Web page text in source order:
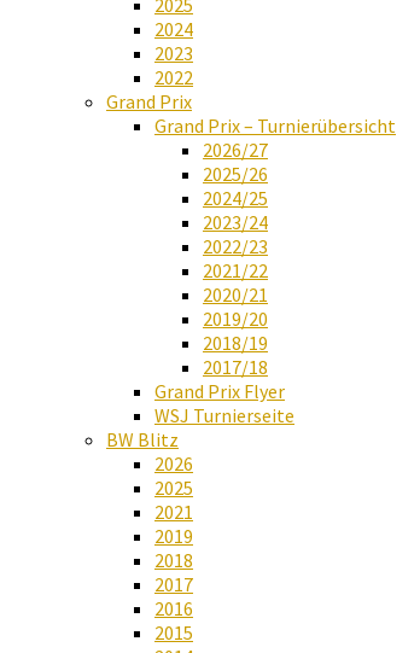
2025
2024
2023
2022
Grand Prix
Grand Prix – Turnierübersicht
2026/27
2025/26
2024/25
2023/24
2022/23
2021/22
2020/21
2019/20
2018/19
2017/18
Grand Prix Flyer
WSJ Turnierseite
BW Blitz
2026
2025
2021
2019
2018
2017
2016
2015